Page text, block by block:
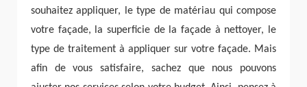
souhaitez appliquer, le type de matériau qui compose
votre façade, la superficie de la façade à nettoyer, le
type de traitement à appliquer sur votre façade. Mais
afin de vous satisfaire, sachez que nous pouvons